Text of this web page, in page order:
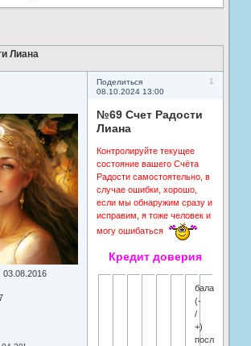
Лиана
Поделиться
1
08.10.2024 13:00
03.08.2016
№69 Счет Радости
Лиана
Контролируйте текущее
состояние вашего Счёта
Радости самостоятельно, в
случае ошибки, хорошо,
если мы обнаружим сразу и
исправим, я тоже человек и
могу ошибаться
Кредит доверия
баланс
(-
/
+)
последняя